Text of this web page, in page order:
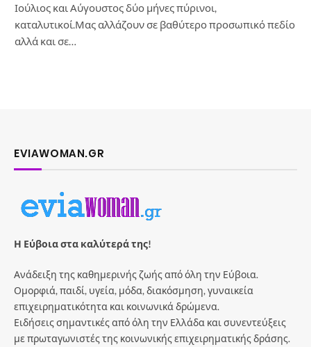
Ιούλιος και Αύγουστος δύο μήνες πύρινοι,
καταλυτικοί.Μας αλλάζουν σε βαθύτερο προσωπικό πεδίο
αλλά και σε…
EVIAWOMAN.GR
Η Εύβοια στα καλύτερά της!
Ανάδειξη της καθημερινής ζωής από όλη την Εύβοια.
Ομορφιά, παιδί, υγεία, μόδα, διακόσμηση, γυναικεία
επιχειρηματικότητα και κοινωνικά δρώμενα.
Ειδήσεις σημαντικές από όλη την Ελλάδα και συνεντεύξεις
με πρωταγωνιστές της κοινωνικής επιχειρηματικής δράσης.